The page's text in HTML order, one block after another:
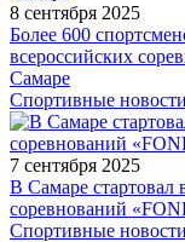
8 сентября 2025
Более 600
всероссийских
Самаре
Спортивные новости
7 сентября 2025
В Самаре стартовал
соревнований
Спортивные новости